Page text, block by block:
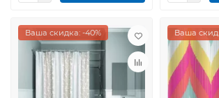
Ваша скидка: -40% Ваша